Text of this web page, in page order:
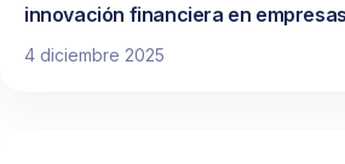
innovación financiera en
4 diciembre 2025